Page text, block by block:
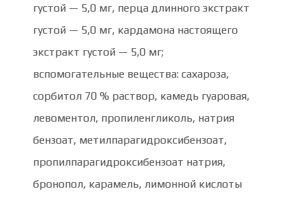
густой — 5,0 мг, перца длинного экстракт
густой — 5,0 мг, кардамона настоящего
экстракт густой — 5,0 мг;
вспомогательные вещества: сахароза,
сорбитол 70 % раствор, камедь гуаровая,
левоментол, пропиленгликоль, натрия
бензоат, метилпарагидроксибензоат,
пропилпарагидроксибензоат натрия,
бронопол, карамель, лимонной кислоты